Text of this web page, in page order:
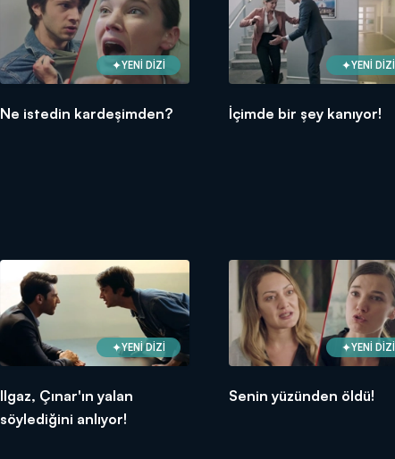
YENİ DİZİ
Ne istedin kardeşimden?
YENİ DİZİ
İçimde bir şey kanıyor!
YENİ DİZİ
Ilgaz, Çınar'ın yalan
söylediğini anlıyor!
YENİ DİZİ
Senin yüzünden öldü!